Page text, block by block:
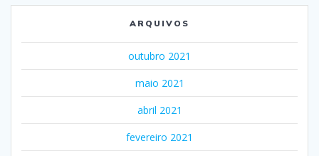
ARQUIVOS
outubro 2021
maio 2021
abril 2021
fevereiro 2021